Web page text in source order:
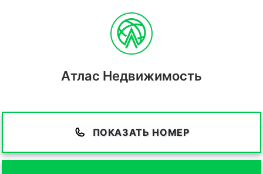
Атлас Недвижимость
ПОКАЗАТЬ НОМЕР